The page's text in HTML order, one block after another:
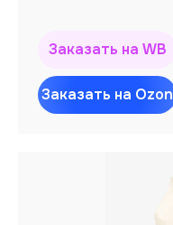
Заказать на WB
Заказать на Ozon